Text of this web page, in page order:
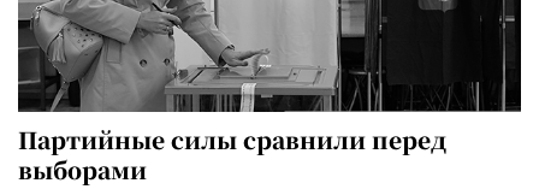
Партийные силы сравнили перед
выборами